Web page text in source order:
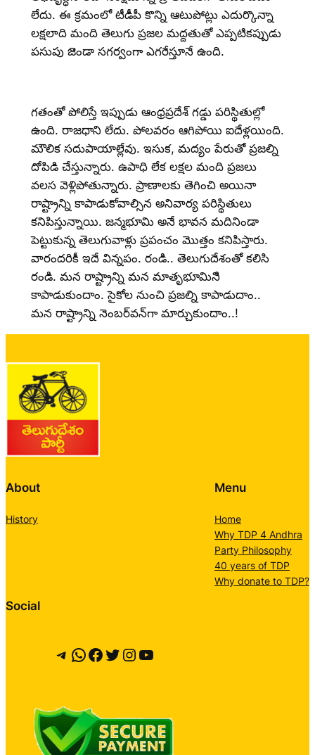
లేదు. ఈ క్రమంలో టీడీపీ కొన్ని ఆటుపోట్లు ఎదుర్కొన్నా
లక్షలాది మంది తెలుగు ప్రజల మద్దతుతో ఎప్పటికప్పుడు
పసుపు జెండా సగర్వంగా ఎగరేస్తూనే ఉంది.
గతంతో పోలిస్తే ఇప్పుడు ఆంధ్రప్రదేశ్ గడ్డు పరిస్థితుల్లో
ఉంది. రాజధాని లేదు. పోలవరం ఆగిపోయి ఐదేళ్లయింది.
మౌలిక సదుపాయాల్లేవు. ఇసుక, మద్యం పేరుతో ప్రజల్ని
దోపిడి చేస్తున్నారు. ఉపాధి లేక లక్షల మంది ప్రజలు
వలస వెళ్లిపోతున్నారు. ప్రాణాలకు తెగించి అయినా
రాష్ట్రాన్ని కాపాడుకోవాల్సిన అనివార్య పరిస్థితులు
కనిపిస్తున్నాయి. జన్మభూమి అనే భావన మదినిండా
పెట్టుకున్న తెలుగువాళ్లు ప్రపంచం మొత్తం కనిపిస్తారు.
వారందరికీ ఇదే విన్నపం. రండి.. తెలుగుదేశంతో కలిసి
రండి. మన రాష్ట్రాన్ని మన మాతృభూమినిి
కాపాడుకుందాం. సైకోల నుంచి ప్రజల్ని కాపాడుదాం..
మన రాష్ట్రాన్ని నెంబర్‌వన్‌గా మార్చుకుందాం..!
About
History
Menu
Home
Why TDP 4 Andhra
Party Philosophy
40 years of TDP
Why donate to TDP?
Social
Telegram
WhatsApp
Facebook
Twitter
Instagram
YouTube